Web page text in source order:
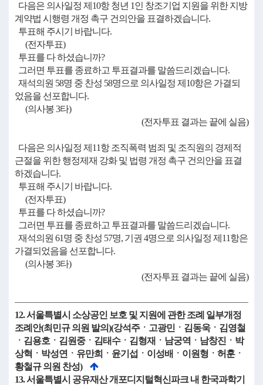
다음은 의사일정 제10항 청년 1인 창조기업 지원을 위한 지방
계약법 시행령 개정 촉구 건의안을 표결하겠습니다.
투표해 주시기 바랍니다.
(전자투표)
투표를 다 하셨습니까?
그러면 투표를 종료하고 투표결과를 말씀드리겠습니다.
재석의원 58명 중 찬성 58명으로 의사일정 제10항은 가결되
었음을 선포합니다.
(의사봉 3타)
(전자투표 결과는 끝에 실음)
다음은 의사일정 제11항 조직폭력 범죄 및 조직원의 경제적
근절을 위한 행정제재 강화 및 법령 개정 촉구 건의안을 표결
하겠습니다.
투표해 주시기 바랍니다.
(전자투표)
투표를 다 하셨습니까?
그러면 투표를 종료하고 투표결과를 말씀드리겠습니다.
재석의원 61명 중 찬성 57명, 기권 4명으로 의사일정 제11항은
가결되었음을 선포합니다.
(의사봉 3타)
(전자투표 결과는 끝에 실음)
12. 서울특별시 소상공인 보호 및 지원에 관한 조례 일부개정
조례안(최민규 의원 발의)(강석주ㆍ고광민ㆍ김동욱ㆍ김영철
ㆍ김용호ㆍ김원중ㆍ김태수ㆍ김형재ㆍ남궁역ㆍ남창진ㆍ박
상혁ㆍ박성연ㆍ유만희ㆍ윤기섭ㆍ이성배ㆍ이원형ㆍ허훈ㆍ
황철규 의원 찬성)
13. 서울특별시 공유재산 개포디지털혁신파크 내 한국과학기